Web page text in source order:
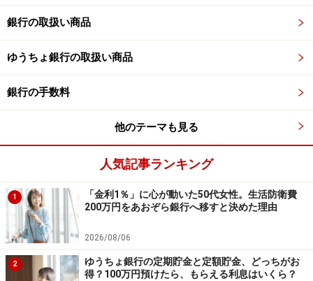
※「円定期特別金利」が適用されたケース。新規預け入
れと、期間中に満期を迎え自動継続となる円定期預金が
対象。対象期間は2025年6月2日～8月31日。
⑥香川銀行 セルフうどん支店
商品名：金利トッピング定期預金 スーパー定期
300
金利：0.70％
預入期間：1年
預入金額：300万円以上（1円単位）
⑦あおぞら銀行
銀行の取扱い商品
ゆうちょ銀行の取扱い商品
銀行の手数料
他のテーマも見る
人気記事ランキング
1
「金利1％」に心が動いた50代女性。生活防衛費
200万円をあおぞら銀行へ移すと決めた理由
2026/08/06
2
ゆうちょ銀行の定期貯金と定額貯金、どっちがお
得？100万円預けたら、もらえる利息はいくら？